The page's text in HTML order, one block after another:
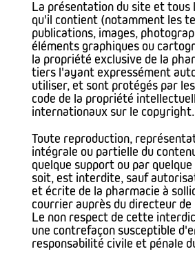
La présentation du site et tous
qu'il contient (notamment les
publications, images,
éléments graphiques ou
la propriété exclusive de la
tiers l'ayant expressément
utiliser, et sont protégés par
code de la propriété
internationaux sur le copyright.
Toute reproduction,
intégrale ou partielle du
quelque support ou par quelque
soit, est interdite, sauf
et écrite de la pharmacie à
courrier auprès du directeur de
Le non respect de cette
une contrefaçon susceptible
responsabilité civile et pénale